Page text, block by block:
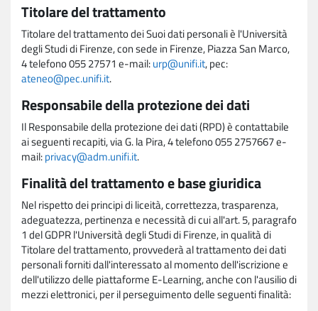
Titolare del trattamento
Titolare del trattamento dei Suoi dati personali è l'Università
degli Studi di Firenze, con sede in Firenze, Piazza San Marco,
4 telefono 055 27571 e-mail:urp@unifi.it, pec:
ateneo@pec.unifi.it.
Responsabile della protezione dei dati
Il Responsabile della protezione dei dati (RPD) è contattabile
ai seguenti recapiti, via G. la Pira, 4 telefono 055 2757667 e-
mail:privacy@adm.unifi.it.
Finalità del trattamento e base giuridica
Nel rispetto dei principi di liceità, correttezza, trasparenza,
adeguatezza, pertinenza e necessità di cui all'art. 5, paragrafo
1 del GDPR l'Università degli Studi di Firenze, in qualità di
Titolare del trattamento, provvederà al trattamento dei dati
personali forniti dall'interessato al momento dell'iscrizione e
dell'utilizzo delle piattaforme E-Learning, anche con l'ausilio di
mezzi elettronici, per il perseguimento delle seguenti finalità: